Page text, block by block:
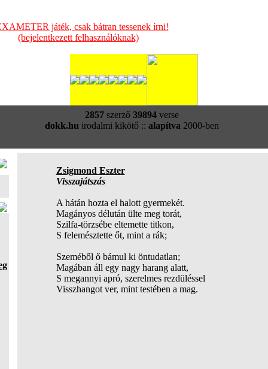
játék, csak bátran tessenek írni!
(bejelentkezett felhasználóknak)
2857szerző 39894verse
dokk.hu irodalmi kikötő :: alapítva 2000-ben
Zsigmond Eszter
Visszajátszás
A hátán hozta el halott gyermekét.
Magányos délután ülte meg torát,
Szilfa-törzsébe eltemette titkon,
S felemésztette őt, mint a rák;
Szeméből ő bámul ki öntudatlan;
Magában áll egy nagy harang alatt,
S megannyi apró, szerelmes rezdüléssel
Visszhangot ver, mint testében a mag.